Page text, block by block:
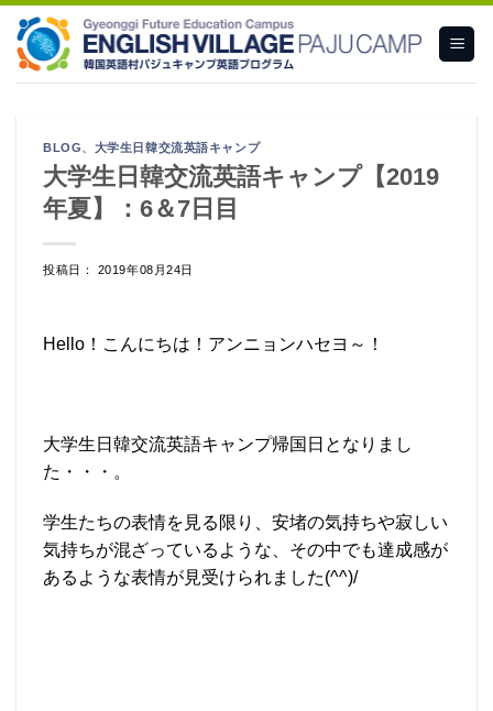
content
BLOG、 大学生日韓交流英語キャンプ
大学生日韓交流英語キャンプ【2019
年夏】：6＆7日目
投稿日： 2019年08月24日
Hello！こんにちは！アンニョンハセヨ～！
大学生日韓交流英語キャンプ帰国日となりまし
た・・・。
学生たちの表情を見る限り、安堵の気持ちや寂しい
気持ちが混ざっているような、その中でも達成感が
あるような表情が見受けられました(^^)/